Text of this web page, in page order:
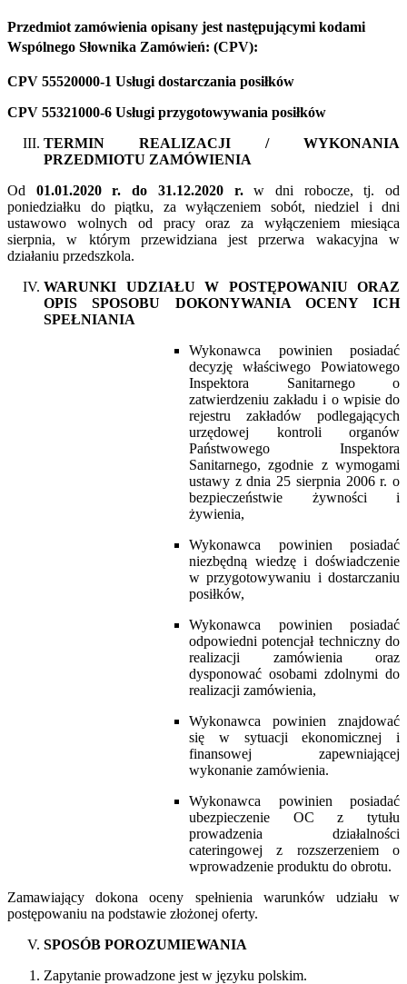
Przedmiot zamówienia opisany jest następującymi kodami
Wspólnego Słownika Zamówień: (CPV):
CPV 55520000-1 Usługi dostarczania posiłków
CPV 55321000-6 Usługi przygotowywania posiłków
TERMIN REALIZACJI / WYKONANIA
PRZEDMIOTU ZAMÓWIENIA
Od 01.01.2020 r. do 31.12.2020 r.w dni robocze, tj. od
poniedziałku do piątku, za wyłączeniem sobót, niedziel i dni
ustawowo wolnych od pracy oraz za wyłączeniem miesiąca
sierpnia, w którym przewidziana jest przerwa wakacyjna w
działaniu przedszkola.
WARUNKI UDZIAŁU W POSTĘPOWANIU ORAZ
OPIS SPOSOBU DOKONYWANIA OCENY ICH
SPEŁNIANIA
Wykonawca powinien posiadać
decyzję właściwego Powiatowego
Inspektora Sanitarnego o
zatwierdzeniu zakładu i o wpisie do
rejestru zakładów podlegających
urzędowej kontroli organów
Państwowego Inspektora
Sanitarnego, zgodnie z wymogami
ustawy z dnia 25 sierpnia 2006 r. o
bezpieczeństwie żywności i
żywienia,
Wykonawca powinien posiadać
niezbędną wiedzę i doświadczenie
w przygotowywaniu i dostarczaniu
posiłków,
Wykonawca powinien posiadać
odpowiedni potencjał techniczny do
realizacji zamówienia oraz
dysponować osobami zdolnymi do
realizacji zamówienia,
Wykonawca powinien znajdować
się w sytuacji ekonomicznej i
finansowej zapewniającej
wykonanie zamówienia.
Wykonawca powinien posiadać
ubezpieczenie OC z tytułu
prowadzenia działalności
cateringowej z rozszerzeniem o
wprowadzenie produktu do obrotu.
Zamawiający dokona oceny spełnienia warunków udziału w
postępowaniu na podstawie złożonej oferty.
SPOSÓB POROZUMIEWANIA
Zapytanie prowadzone jest w języku polskim.